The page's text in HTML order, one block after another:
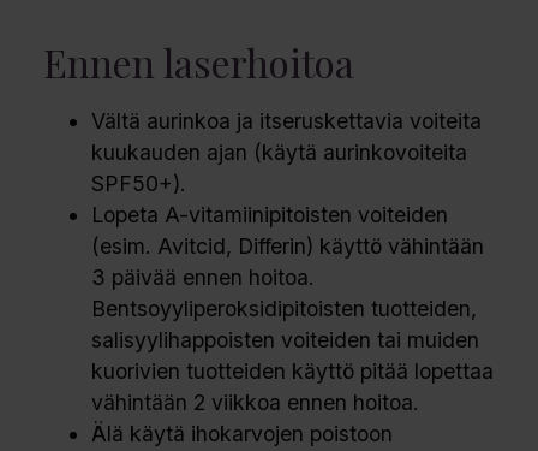
Ennen laserhoitoa
Vältä aurinkoa ja itseruskettavia voiteita
kuukauden ajan (käytä aurinkovoiteita
SPF50+).
Lopeta A-vitamiinipitoisten voiteiden
(esim. Avitcid, Differin) käyttö vähintään
3 päivää ennen hoitoa.
Bentsoyyliperoksidipitoisten tuotteiden,
salisyylihappoisten voiteiden tai muiden
kuorivien tuotteiden käyttö pitää lopettaa
vähintään 2 viikkoa ennen hoitoa.
Älä käytä ihokarvojen poistoon